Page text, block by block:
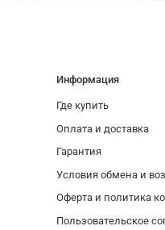
Информация
Где купить
Оплата и доставка
Гарантия
Условия обмена и
Оферта и политика
Пользовательское